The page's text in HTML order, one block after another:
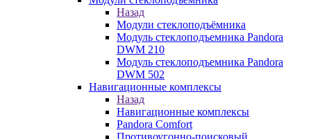
Назад
Модули стеклоподъёмника
Модуль стеклоподъемника Pandora
DWM 210
Модуль стеклоподъемника Pandora
DWM 502
Навигационные комплексы
Назад
Навигационные комплексы
Pandora Comfort
Противоугонно-поисковый